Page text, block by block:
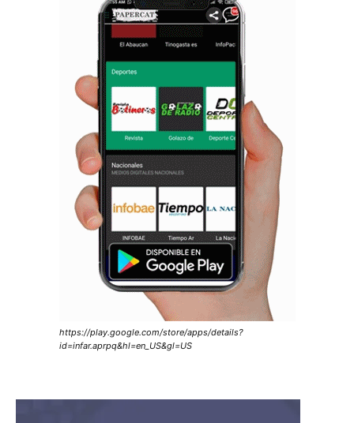
https://play.google.com/store/apps/details?
id=infar.aprpq&hl=en_US&gl=US